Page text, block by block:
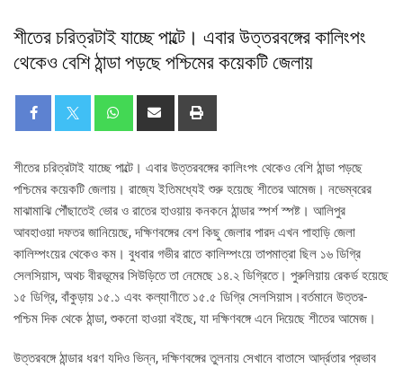
শীতের চরিত্রটাই যাচ্ছে পাল্টে। এবার উত্তরবঙ্গের কালিংপং
থেকেও বেশি ঠান্ডা পড়ছে পশ্চিমের কয়েকটি জেলায়
শীতের চরিত্রটাই যাচ্ছে পাল্টে। এবার উত্তরবঙ্গের কালিংপং থেকেও বেশি ঠান্ডা পড়ছে
পশ্চিমের কয়েকটি জেলায়। রাজ্যে ইতিমধ্যেই শুরু হয়েছে শীতের আমেজ। নভেম্বরের
মাঝামাঝি পৌঁছাতেই ভোর ও রাতের হাওয়ায় কনকনে ঠান্ডার স্পর্শ স্পষ্ট। আলিপুর
আবহাওয়া দফতর জানিয়েছে, দক্ষিণবঙ্গের বেশ কিছু জেলার পারদ এখন পাহাড়ি জেলা
কালিম্পংয়ের থেকেও কম। বুধবার গভীর রাতে কালিম্পংয়ে তাপমাত্রা ছিল ১৬ ডিগ্রি
সেলসিয়াস, অথচ বীরভূমের সিউড়িতে তা নেমেছে ১৪.২ ডিগ্রিতে। পুরুলিয়ায় রেকর্ড হয়েছে
১৫ ডিগ্রি, বাঁকুড়ায় ১৫.১ এবং কল্যাণীতে ১৫.৫ ডিগ্রি সেলসিয়াস।বর্তমানে উত্তর-
পশ্চিম দিক থেকে ঠান্ডা, শুকনো হাওয়া বইছে, যা দক্ষিণবঙ্গে এনে দিয়েছে শীতের আমেজ।
উত্তরবঙ্গে ঠান্ডার ধরণ যদিও ভিন্ন, দক্ষিণবঙ্গের তুলনায় সেখানে বাতাসে আর্দ্রতার প্রভাব